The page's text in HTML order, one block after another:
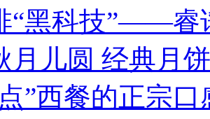
“黑科技”——睿
月儿圆 经典月
”西餐的正宗口